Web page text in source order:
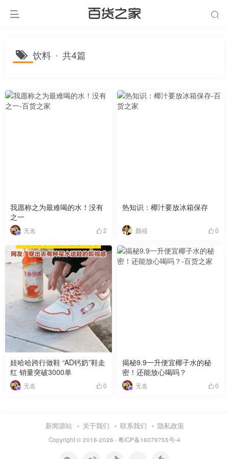
饮料 共4篇
我愿称之为最难喝的水！没有
之一
无名 2
热知识：椰汁要放冰箱保存
颜祖 0
娃哈哈跨行做鞋 “AD钙奶”鞋走
红 销量突破3000单
无名 0
揭秘9.9一升便宜椰子水的秘
密！还能放心喝吗？
无名 0
新闻源站 关于我们 联系我们 隐私政策
Copyright © 2016-2026 · 粤ICP备16079755号-4